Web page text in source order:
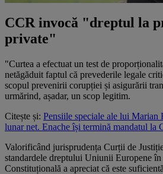
CCR invocă "dreptul la
private"
"Curtea a efectuat un test de
netăgăduit faptul că prevederile legale
scopul prevenirii corupției și asigurării
urmărind, așadar, un scop legitim.
Citește și: Pensiile speciale ale lui Marian
lunar net. Enache își termină mandatul la
Valorificând jurisprudența Curții de
standardele dreptului Uniunii Europene în
Constituțională a apreciat că este